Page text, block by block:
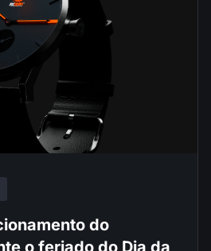
do
o feriado do Dia da